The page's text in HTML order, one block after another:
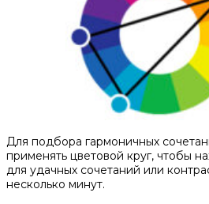
Для подбора гармоничных
применять цветовой круг, чтобы
для удачных сочетаний или
несколько минут.